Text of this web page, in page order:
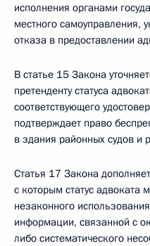
исполнения органами
местного самоуправления,
отказа в предоставлении
В статье 15 Закона
претенденту статуса
соответствующего
подтверждает право
в здания районных судов и
Статья 17 Закона
с которым статус адвоката
незаконного
информации, связанной с
либо систематического